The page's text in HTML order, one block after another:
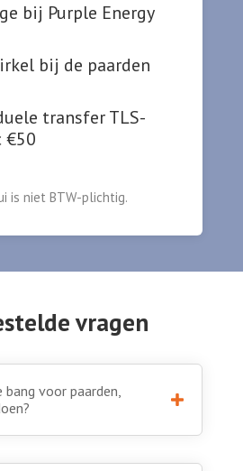
bij Purple Energy
bij de paarden
transfer TLS-
€50
is niet BTW-plichtig.
vragen
bang voor paarden,